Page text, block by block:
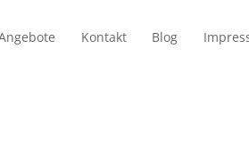
Kontakt Blog